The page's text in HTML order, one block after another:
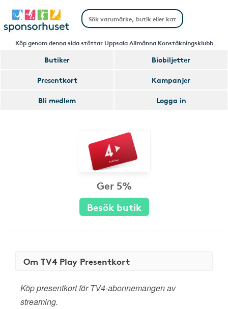
Köp genom denna sida stöttar Uppsala Allmänna Konståkningsklubb
Butiker
Biobiljetter
Presentkort
Kampanjer
Bli medlem
Logga in
Ger 5%
Besök butik
Om TV4 Play Presentkort
Köp presentkort för TV4-abonnemangen av
streaming.